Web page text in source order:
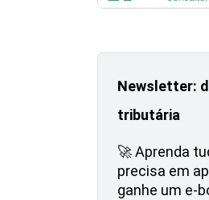
Newsletter:
tributária
🚀 Aprenda
precisa em
ganhe um e-